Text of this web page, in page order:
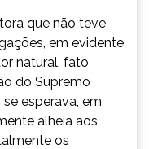
que não teve
em evidente
natural, fato
do Supremo
esperava, em
alheia aos
os